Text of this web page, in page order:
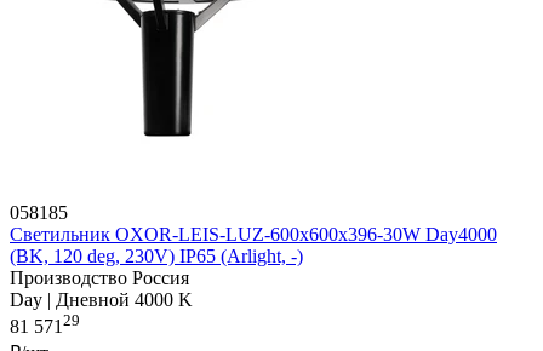
058185
Светильник OXOR-LEIS-LUZ-600x600x396-30W Day4000
(BK, 120 deg, 230V) IP65 (Arlight, -)
Производство Россия
Day | Дневной 4000 K
81 57129